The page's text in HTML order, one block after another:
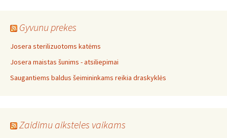
Gyvunu prekes
Josera sterilizuotoms katėms
Josera maistas šunims - atsiliepimai
Saugantiems baldus šeimininkams reikia draskyklės
Zaidimu aiksteles vaikams